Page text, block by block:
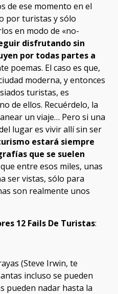
de ese momento en el
por turistas y sólo
en modo de «no-
disfrutando sin
por todas partes a
poemas. El caso es que,
moderna, y entonces
turistas, es
de ellos. Recuérdelo, la
un viaje… Pero si una
lugar es vivir allí sin ser
estará siempre
que se suelen
entre esos miles, unas
ser vistas, sólo para
son realmente unos
12 Fails De Turistas:
(Steve Irwin, te
incluso se pueden
pueden nadar hasta la